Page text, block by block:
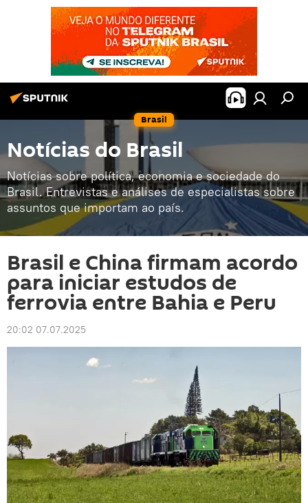
Brasil
Notícias do Brasil
Notícias sobre política, economia e sociedade do
Brasil. Entrevistas e análises de especialistas sobre
assuntos que importam ao país.
Brasil e China firmam acordo
para iniciar estudos de
ferrovia entre Bahia e Peru
20:02 07.07.2025